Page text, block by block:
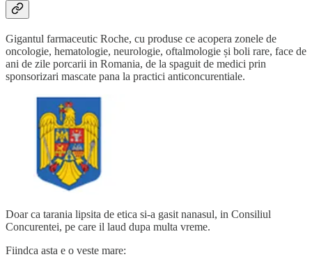
Gigantul farmaceutic Roche, cu produse ce acopera zonele de
oncologie, hematologie, neurologie, oftalmologie și boli rare, face de
ani de zile porcarii in Romania, de la spaguit de medici prin
sponsorizari mascate pana la practici anticoncurentiale.
Doar ca tarania lipsita de etica si-a gasit nanasul, in Consiliul
Concurentei, pe care il laud dupa multa vreme.
Fiindca asta e o veste mare: